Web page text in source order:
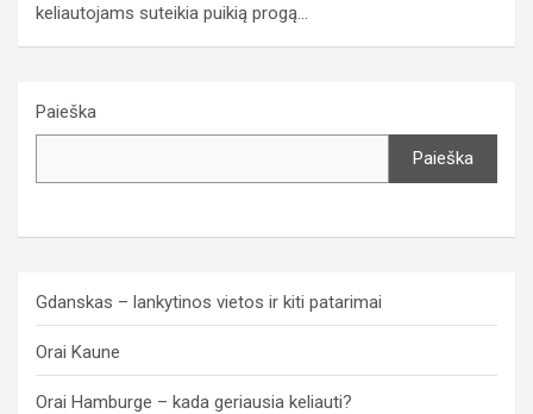
keliautojams suteikia puikią progą…
Paieška
Paieška
Gdanskas – lankytinos vietos ir kiti patarimai
Orai Kaune
Orai Hamburge – kada geriausia keliauti?